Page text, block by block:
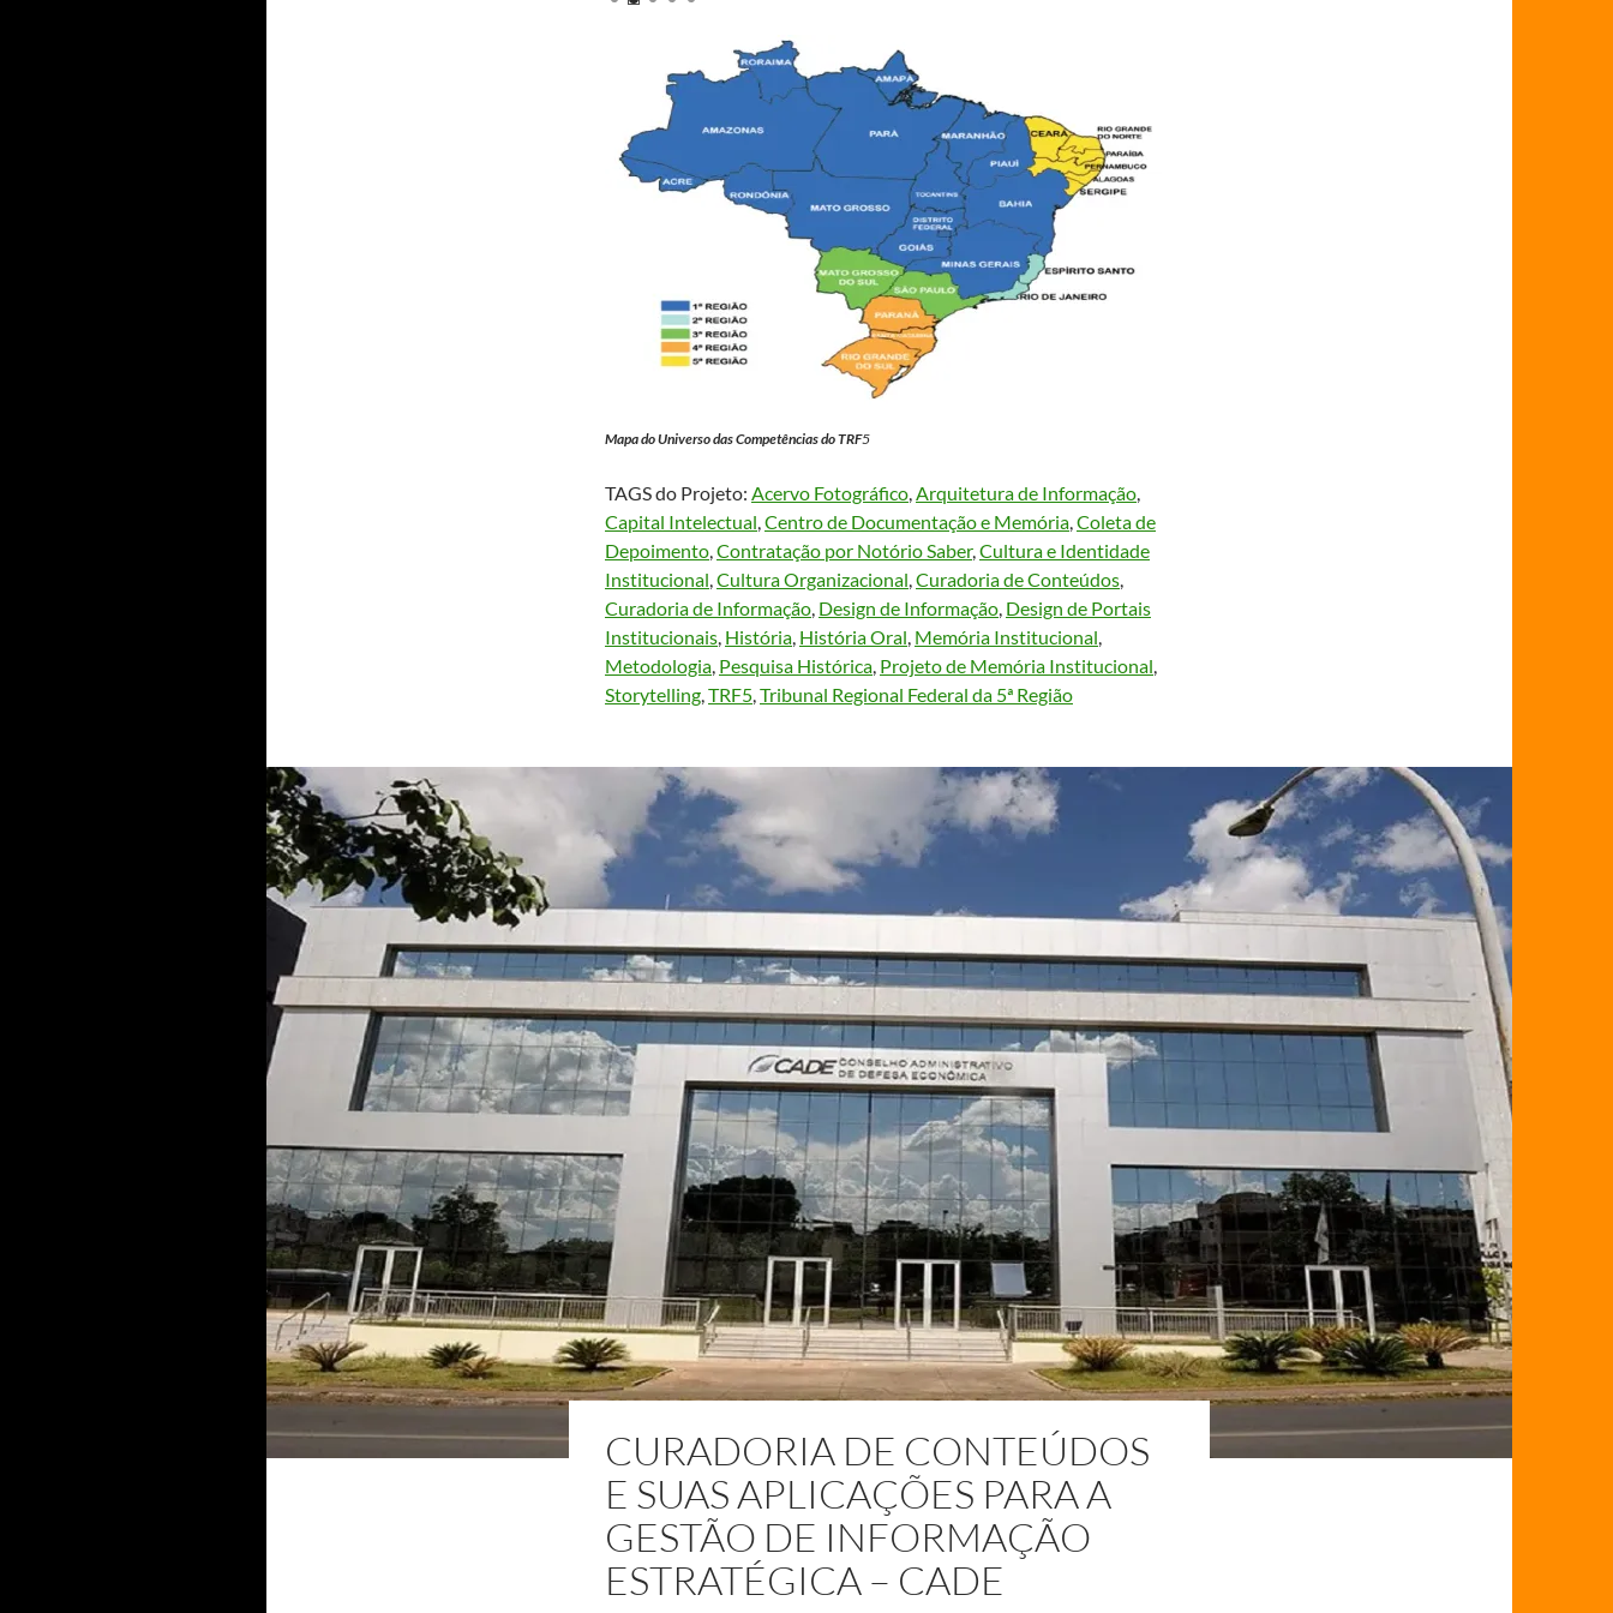
Mapa do Universo das Competências do TRF5
TAGS do Projeto: Acervo Fotográfico Arquitetura de Informação
Capital Intelectual Centro de Documentação e Memória Coleta de
Depoimento Contratação por Notório Saber, Cultura e Identidade
Institucional Cultura Organizacional Curadoria de Conteúdos
Curadoria de Informação Design de Informação Design de Portais
Institucionais História História Oral Memória Institucional
Metodologia Pesquisa Histórica Projeto de Memória Institucional
Storytelling TRF5 Tribunal Regional Federal da 5ª Região
CURADORIA DE CONTEÚDOS
E SUAS APLICAÇÕES PARA A
GESTÃO DE INFORMAÇÃO
ESTRATÉGICA – CADE